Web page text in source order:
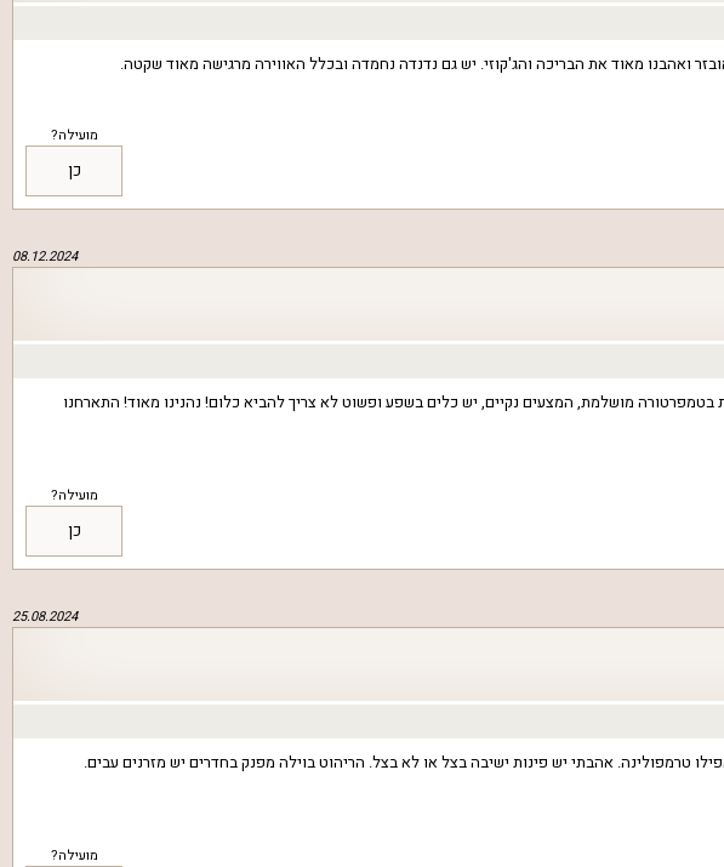
ואהבנו מאוד את הבריכה והג'קוזי. יש גם נדנדה נחמדה ובכלל האווירה מרגישה מאוד שקטה.
מועילה?
כן
08.12.2024
מושלמת, המצעים נקיים, יש כלים בשפע ופשוט לא צריך להביא כלום! נהנינו מאוד! התארחנו
מועילה?
כן
25.08.2024
טרמפולינה. אהבתי יש פינות ישיבה בצל או לא בצל. הריהוט בוילה מפנק בחדרים יש מזרנים עבים.
מועילה?